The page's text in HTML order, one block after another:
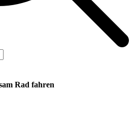
Rad fahren